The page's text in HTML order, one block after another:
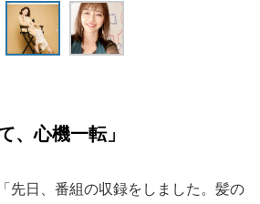
、心機一転」
先日、番組の収録をしました。髪の